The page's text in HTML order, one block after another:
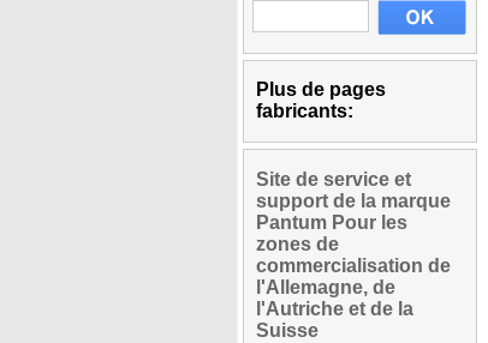
Plus de pages
fabricants:
Site de service et
support de la marque
Pantum Pour les
zones de
commercialisation de
l'Allemagne, de
l'Autriche et de la
Suisse